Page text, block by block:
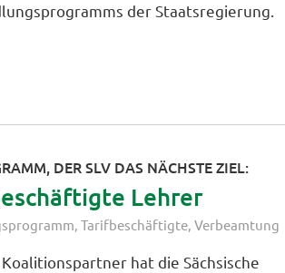
der Staatsregierung.
DER SLV DAS NÄCHSTE ZIEL:
Lehrer
,Tarifbeschäftigte ,Verbeamtung
hat die Sächsische